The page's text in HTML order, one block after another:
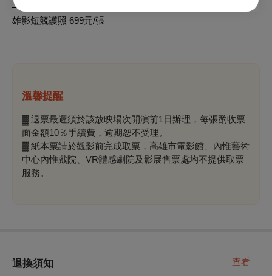
——
雄影短競護照 699元/張
溫馨提醒
▓ 退票最遲須於該放映場次開演前1日辦理，每張酌收票
面金額10％手續費，逾期恕不受理。
▓ 紙本票請於觀影前完成取票，高雄市電影館、內惟藝術
中心內惟戲院、VR體感劇院及影展售票處均不提供取票
服務。
退換須知 查看